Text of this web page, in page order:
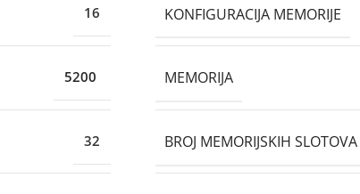
16 KONFIGURACIJA MEMORIJE
5200 MEMORIJA
32 BROJ MEMORIJSKIH SLOTOVA